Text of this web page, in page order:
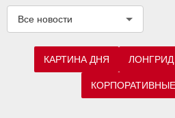
Все новости
КАРТИНА ДНЯ ЛОНГРИД